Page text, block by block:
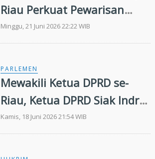
Riau Perkuat Pewarisan
Tradisi di Negeri Istana
Minggu, 21 Juni 2026 22:22 WIB
PARLEMEN
Mewakili Ketua DPRD se-
Riau, Ketua DPRD Siak Indra
Gunawan Beri Sambutan di
Penyerahan LHP BPK RI
Kamis, 18 Juni 2026 21:54 WIB